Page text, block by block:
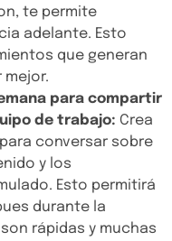
te permite
adelante. Esto
que generan
mejor.
para compartir
de trabajo: Crea
conversar sobre
y los
Esto permitirá
durante la
rápidas y muchas